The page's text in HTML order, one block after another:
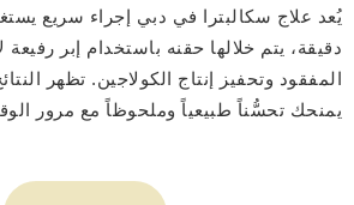
دقيقة، يتم خلالها حقنه باستخدام إبر رفيعة
المفقود وتحفيز إنتاج الكولاجين. تظهر
يمنحك تحسُّناً طبيعياً وملحوظاً مع مرور